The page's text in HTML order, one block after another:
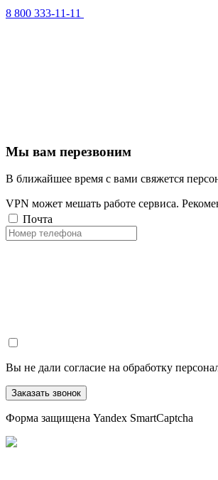
8 800 333-11-11
Мы вам перезвоним
В ближайшее время с вами свяжется
VPN может мешать работе сервиса.
Почта
Вы не дали согласие на обработку
Заказать звонок
Форма защищена Yandex SmartCaptcha